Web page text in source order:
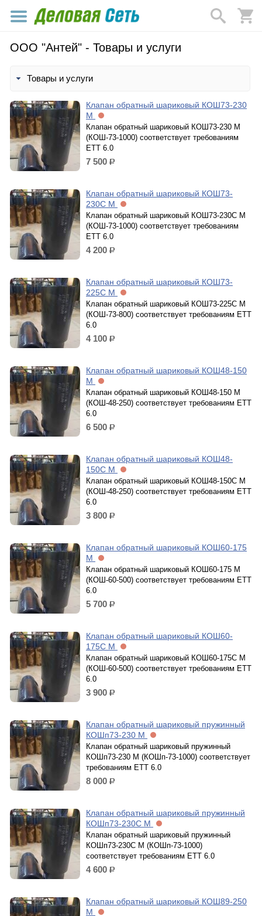
ООО "Антей" - Товары и услуги
Товары и услуги
Клапан обратный шариковый КОШ73-230
М
Клапан обратный шариковый КОШ73-230 М
(КОШ-73-1000) cоответствует требованиям
ЕТТ 6.0
7 500 р.
Клапан обратный шариковый КОШ73-
230С М
Клапан обратный шариковый КОШ73-230С М
(КОШ-73-1000) cоответствует требованиям
ЕТТ 6.0
4 200 р.
Клапан обратный шариковый КОШ73-
225С М
Клапан обратный шариковый КОШ73-225С М
(КОШ-73-800) cоответствует требованиям ЕТТ
6.0
4 100 р.
Клапан обратный шариковый КОШ48-150
М
Клапан обратный шариковый КОШ48-150 М
(КОШ-48-250) cоответствует требованиям ЕТТ
6.0
6 500 р.
Клапан обратный шариковый КОШ48-
150С М
Клапан обратный шариковый КОШ48-150С М
(КОШ-48-250) cоответствует требованиям ЕТТ
6.0
3 800 р.
Клапан обратный шариковый КОШ60-175
М
Клапан обратный шариковый КОШ60-175 М
(КОШ-60-500) cоответствует требованиям ЕТТ
6.0
5 700 р.
Клапан обратный шариковый КОШ60-
175С М
Клапан обратный шариковый КОШ60-175С М
(КОШ-60-500) cоответствует требованиям ЕТТ
6.0
3 900 р.
Клапан обратный шариковый пружинный
КОШп73-230 М
Клапан обратный шариковый пружинный
КОШп73-230 М (КОШп-73-1000) cоответствует
требованиям ЕТТ 6.0
8 000 р.
Клапан обратный шариковый пружинный
КОШп73-230С М
Клапан обратный шариковый пружинный
КОШп73-230С М (КОШп-73-1000)
cоответствует требованиям ЕТТ 6.0
4 600 р.
Клапан обратный шариковый КОШ89-250
М